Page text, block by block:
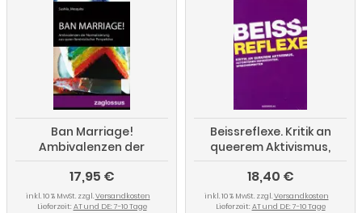
Ban Marriage!
Ambivalenzen der
Normalisierung aus
queer-feministischer
Perspektive
17,95 €
inkl. 10 % MwSt. zzgl.Versandkosten
Lieferzeit: AT und DE: 7-10 Tage
Beissreflexe. Kritik an
queerem Aktivismus,
autoritären Sehnsüchten,
Sprechverboten
18,40 €
inkl. 10 % MwSt. zzgl.Versandkosten
Lieferzeit: AT und DE: 7-10 Tage